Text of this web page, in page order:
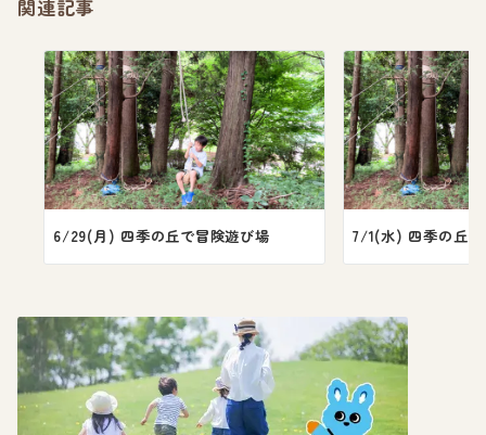
関連記事
6/29(月) 四季の丘で冒険遊び場 7/1(水) 四季の丘で